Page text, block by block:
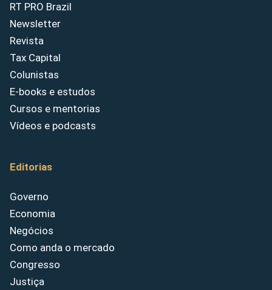
RT PRO Brazil
Newsletter
Revista
Tax Capital
Colunistas
E-books e estudos
Cursos e mentorias
Vídeos e podcasts
Editorias
Governo
Economia
Negócios
Como anda o mercado
Congresso
Justiça